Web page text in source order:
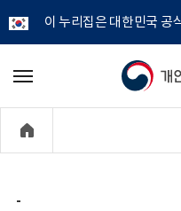
이 누리집은 대한민국 공
개
정
메
기
-